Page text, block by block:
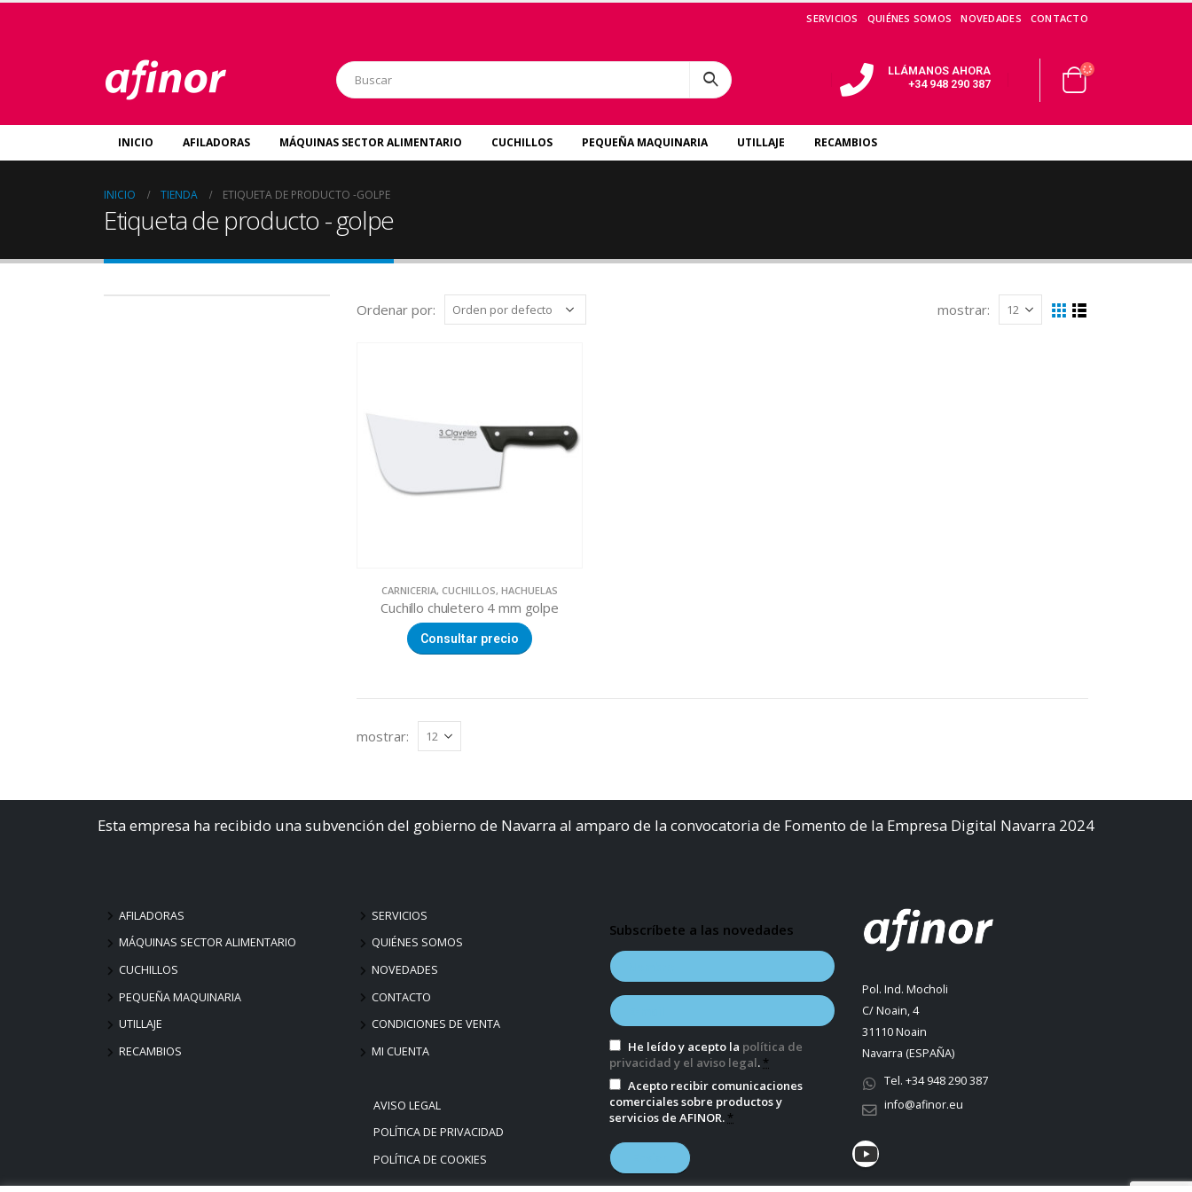
SERVICIOS QUIÉNES SOMOS NOVEDADES CONTACTO
LLÁMANOS AHORA
+34 948 290 387
INICIO AFILADORAS MÁQUINAS SECTOR ALIMENTARIO CUCHILLOS PEQUEÑA MAQUINARIA UTILLAJE RECAMBIOS
INICIO TIENDA ETIQUETA DE PRODUCTO -GOLPE
Etiqueta de producto - golpe
Ordenar por: mostrar:
CARNICERIA, CUCHILLOS, HACHUELAS
Cuchillo chuletero 4 mm golpe
Consultar precio
mostrar:
Esta empresa ha recibido una subvención del gobierno de Navarra al amparo de la convocatoria de Fomento de la Empresa Digital Navarra 2024
AFILADORAS
MÁQUINAS SECTOR ALIMENTARIO
CUCHILLOS
PEQUEÑA MAQUINARIA
UTILLAJE
RECAMBIOS
SERVICIOS
QUIÉNES SOMOS
NOVEDADES
CONTACTO
CONDICIONES DE VENTA
MI CUENTA
AVISO LEGAL
POLÍTICA DE PRIVACIDAD
POLÍTICA DE COOKIES
Subscríbete a las novedades
He leído y acepto la política de
privacidad y el aviso legal. *
Acepto recibir comunicaciones
comerciales sobre productos y
servicios de AFINOR. *
Pol. Ind. Mocholi
C/ Noain, 4
31110 Noain
Navarra (ESPAÑA)
Tel. +34 948 290 387
info@afinor.eu